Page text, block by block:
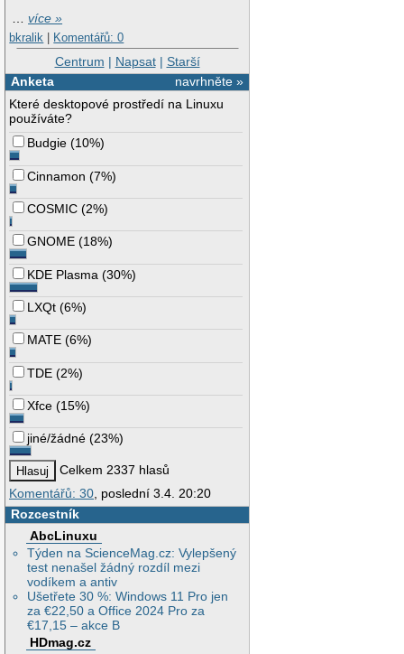
…více »
bkralik
Komentářů: 0
Centrum | Napsat| Starší
navrhněte »
Anketa
Které desktopové prostředí na Linuxu
používáte?
Budgie (10%)
Cinnamon (7%)
COSMIC (2%)
GNOME (18%)
KDE Plasma (30%)
LXQt (6%)
MATE (6%)
TDE (2%)
Xfce (15%)
jiné/žádné (23%)
Celkem 2337 hlasů
Komentářů: 30 , poslední 3.4. 20:20
Rozcestník
AbcLinuxu
Týden na ScienceMag.cz: Vylepšený
test nenašel žádný rozdíl mezi
vodíkem a antiv
Ušetřete 30 %: Windows 11 Pro jen
za €22,50 a Office 2024 Pro za
€17,15 – akce B
HDmag.cz